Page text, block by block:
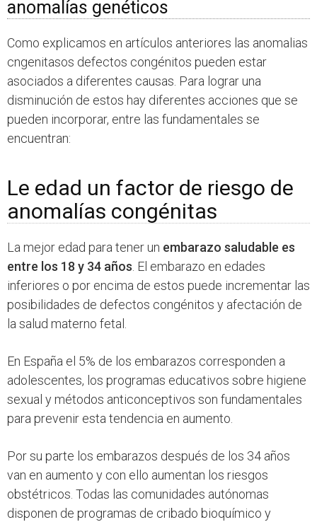
anomalías genéticos
Como explicamos en artículos anteriores las anomalias
cngenitasos defectos congénitos pueden estar
asociados a diferentes causas. Para lograr una
disminución de estos hay diferentes acciones que se
pueden incorporar, entre las fundamentales se
encuentran:
Le edad un factor de riesgo de
anomalías congénitas
La mejor edad para tener un embarazo saludable es
entre los 18 y 34 años . El embarazo en edades
inferiores o por encima de estos puede incrementar las
posibilidades de defectos congénitos y afectación de
la salud materno fetal.
En España el 5% de los embarazos corresponden a
adolescentes, los programas educativos sobre higiene
sexual y métodos anticonceptivos son fundamentales
para prevenir esta tendencia en aumento.
Por su parte los embarazos después de los 34 años
van en aumento y con ello aumentan los riesgos
obstétricos. Todas las comunidades autónomas
disponen de programas de cribado bioquímico y